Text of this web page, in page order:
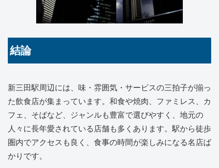
結論
新三田駅周辺には、味・雰囲気・サービスの三拍子が揃っ
た飲食店が集まっています。和食や焼肉、ファミレス、カ
フェ、そばなど、ジャンルも豊富で選びやすく、地元の
人々に長年愛されている店舗も多くあります。駅から徒歩
圏内でアクセスも良く、食事の時間が楽しみになる名店ば
かりです。